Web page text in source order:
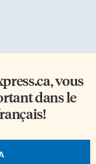
, vous
dans le